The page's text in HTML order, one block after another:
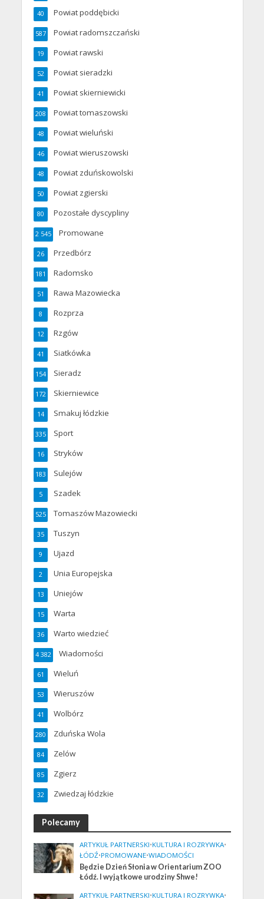
Powiat poddębicki
40
Powiat radomszczański
587
Powiat rawski
19
Powiat sieradzki
52
Powiat skierniewicki
41
Powiat tomaszowski
208
Powiat wieluński
48
Powiat wieruszowski
46
Powiat zduńskowolski
48
Powiat zgierski
50
Pozostałe dyscypliny
80
Promowane
2 545
Przedbórz
26
Radomsko
181
Rawa Mazowiecka
51
Rozprza
8
Rzgów
12
Siatkówka
41
Sieradz
154
Skierniewice
172
Smakuj łódzkie
14
Sport
335
Stryków
16
Sulejów
183
Szadek
5
Tomaszów Mazowiecki
525
Tuszyn
35
Ujazd
9
Unia Europejska
2
Uniejów
13
Warta
15
Warto wiedzieć
36
Wiadomości
4 382
Wieluń
61
Wieruszów
53
Wolbórz
41
Zduńska Wola
280
Zelów
84
Zgierz
85
Zwiedzaj łódzkie
32
Polecamy
ARTYKUŁ PARTNERSKI•KULTURA I ROZRYWKA•
ŁÓDŹ•PROMOWANE•WIADOMOŚCI
Będzie Dzień Słonia w Orientarium ZOO
Łódź. I wyjątkowe urodziny Shwe!
ARTYKUŁ PARTNERSKI•KULTURA I ROZRYWKA•